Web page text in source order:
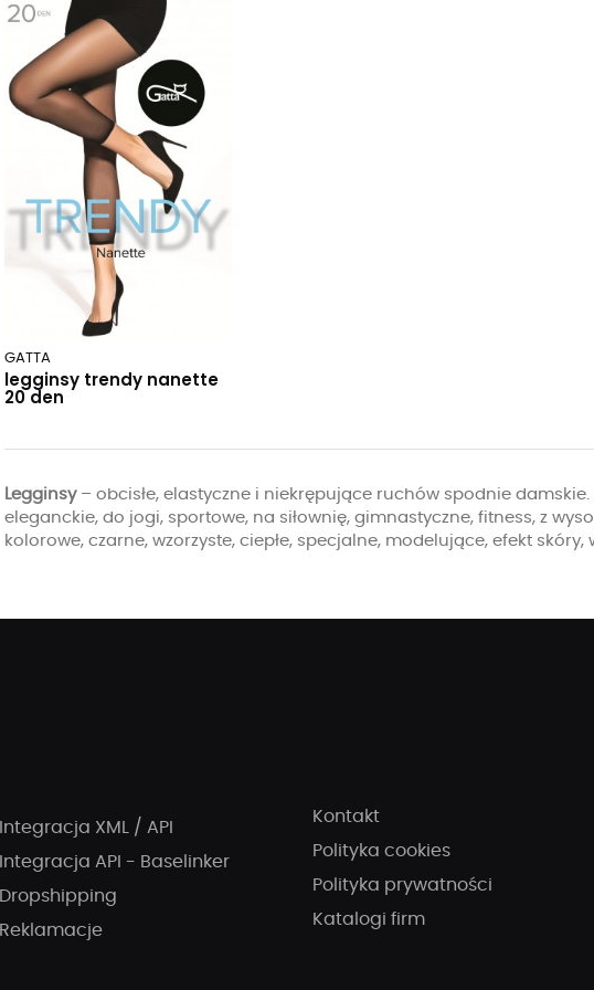
GATTA
legginsy trendy nanette
20 den
Legginsy– obcisłe, elastyczne i niekrępujące ruchów spodnie
eleganckie, do jogi, sportowe, na siłownię, gimnastyczne, fitness, z
kolorowe, czarne, wzorzyste, ciepłe, specjalne, modelujące, efekt skóry,
Integracja XML / API
Integracja API - Baselinker
Dropshipping
Reklamacje
Kontakt
Polityka cookies
Polityka prywatności
Katalogi firm